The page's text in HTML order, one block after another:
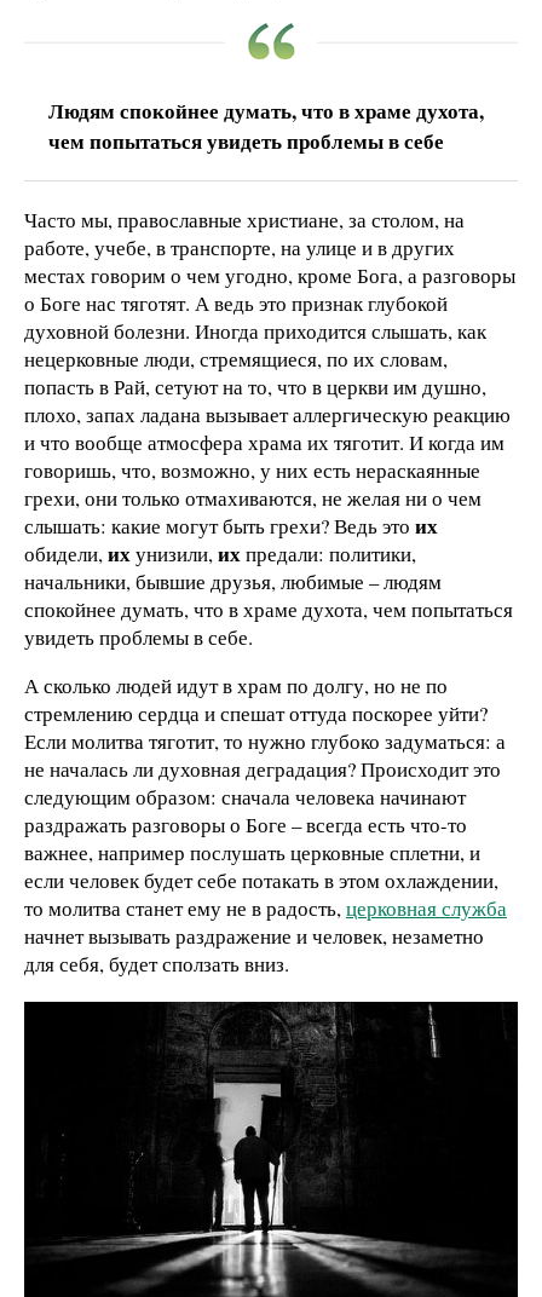
Людям спокойнее думать, что в храме духота,
чем попытаться увидеть проблемы в себе
Часто мы, православные христиане, за столом, на
работе, учебе, в транспорте, на улице и в других
местах говорим о чем угодно, кроме Бога, а разговоры
о Боге нас тяготят. А ведь это признак глубокой
духовной болезни. Иногда приходится слышать, как
нецерковные люди, стремящиеся, по их словам,
попасть в Рай, сетуют на то, что в церкви им душно,
плохо, запах ладана вызывает аллергическую реакцию
и что вообще атмосфера храма их тяготит. И когда им
говоришь, что, возможно, у них есть нераскаянные
грехи, они только отмахиваются, не желая ни о чем
слышать: какие могут быть грехи? Ведь это их
обидели,ихунизили,ихпредали: политики,
начальники, бывшие друзья, любимые – людям
спокойнее думать, что в храме духота, чем попытаться
увидеть проблемы в себе.
А сколько людей идут в храм по долгу, но не по
стремлению сердца и спешат оттуда поскорее уйти?
Если молитва тяготит, то нужно глубоко задуматься: а
не началась ли духовная деградация? Происходит это
следующим образом: сначала человека начинают
раздражать разговоры о Боге – всегда есть что-то
важнее, например послушать церковные сплетни, и
если человек будет себе потакать в этом охлаждении,
то молитва станет ему не в радость,церковная служба
начнет вызывать раздражение и человек, незаметно
для себя, будет сползать вниз.